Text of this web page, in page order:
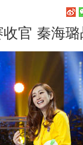
官 秦海